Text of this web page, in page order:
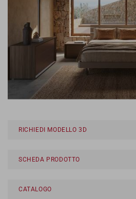
RICHIEDI MODELLO 3D
SCHEDA PRODOTTO
CATALOGO